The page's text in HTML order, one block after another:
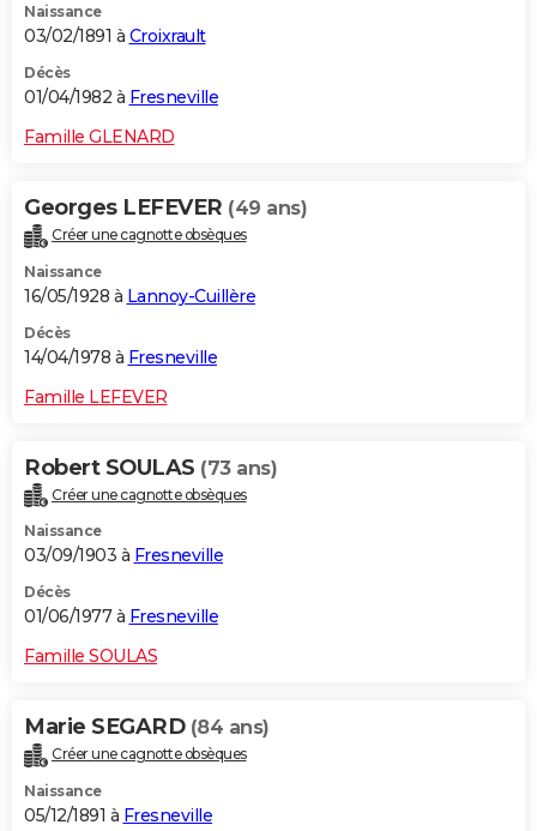
Naissance
03/02/1891 à Croixrault
Décès
01/04/1982 à Fresneville
Famille GLENARD
Georges LEFEVER (49 ans)
Créer une cagnotte obsèques
Naissance
16/05/1928 à Lannoy-Cuillère
Décès
14/04/1978 à Fresneville
Famille LEFEVER
Robert SOULAS (73 ans)
Créer une cagnotte obsèques
Naissance
03/09/1903 à Fresneville
Décès
01/06/1977 à Fresneville
Famille SOULAS
Marie SEGARD (84 ans)
Créer une cagnotte obsèques
Naissance
05/12/1891 à Fresneville